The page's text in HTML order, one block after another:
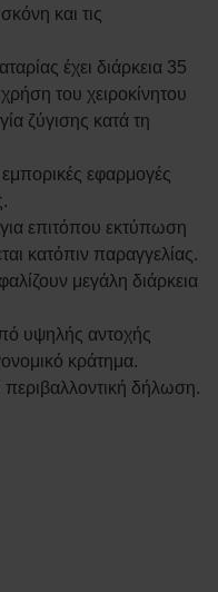
και τις
έχει διάρκεια 35
του χειροκίνητου
ζύγισης κατά τη
εφαρμογές
επιτόπου εκτύπωση
κατόπιν παραγγελίας.
μεγάλη διάρκεια
υψηλής αντοχής
κράτημα.
περιβαλλοντική δήλωση.